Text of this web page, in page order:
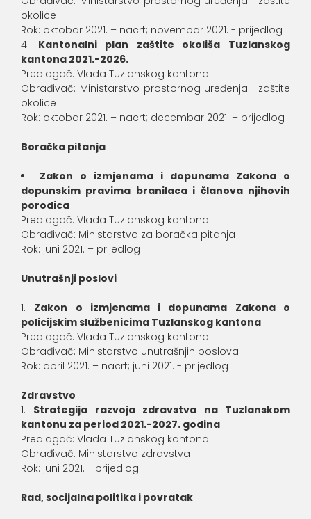
okolice
Rok: oktobar 2021. – nacrt; novembar 2021. - prijedlog
Kantonalni plan zaštite okoliša Tuzlanskog
kantona 2021.-2026.
Predlagač: Vlada Tuzlanskog kantona
Obrađivač: Ministarstvo prostornog uređenja i zaštite
okolice
Rok: oktobar 2021. – nacrt; decembar 2021. – prijedlog
Boračka pitanja
Zakon o izmjenama i dopunama Zakona o
dopunskim pravima branilaca i članova njihovih
porodica
Predlagač: Vlada Tuzlanskog kantona
Obrađivač: Ministarstvo za boračka pitanja
Rok: juni 2021. – prijedlog
Unutrašnji poslovi
Zakon o izmjenama i dopunama Zakona o
policijskim službenicima Tuzlanskog kantona
Predlagač: Vlada Tuzlanskog kantona
Obrađivač: Ministarstvo unutrašnjih poslova
Rok: april 2021. – nacrt; juni 2021. - prijedlog
Zdravstvo
Strategija razvoja zdravstva na Tuzlanskom
kantonu za period 2021.-2027. godina
Predlagač: Vlada Tuzlanskog kantona
Obrađivač: Ministarstvo zdravstva
Rok: juni 2021. - prijedlog
Rad, socijalna politika i povratak